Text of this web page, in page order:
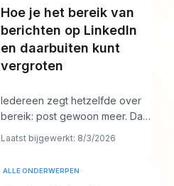
Hoe je het bereik van
berichten op LinkedIn
en daarbuiten kunt
vergroten
Iedereen zegt hetzelfde over
bereik: post gewoon meer. Dat
advies klinkt productief, maar
het verber
Laatst bijgewerkt: 8/3/2026
ALLE ONDERWERPEN